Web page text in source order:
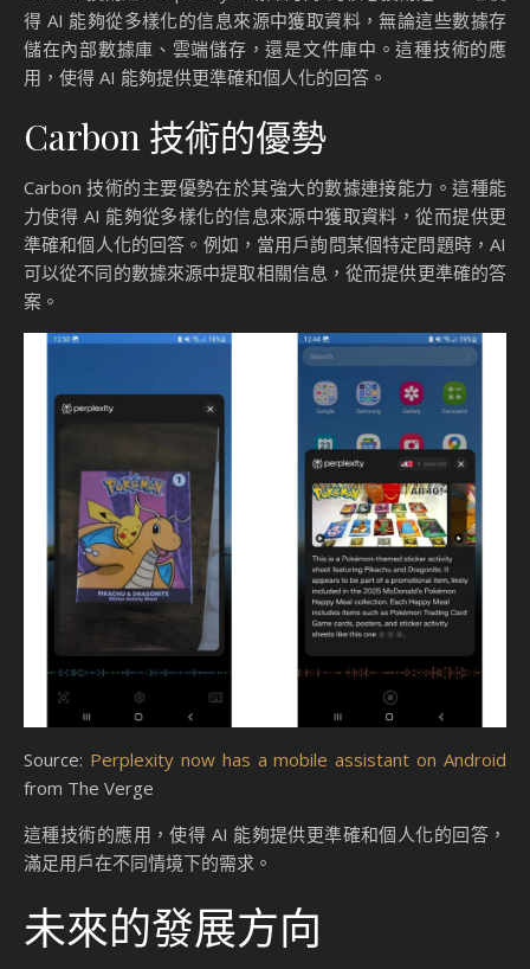
得 AI 能夠從多樣化的信息來源中獲取資料，無論這些數據存
儲在內部數據庫、雲端儲存，還是文件庫中。這種技術的應
用，使得 AI 能夠提供更準確和個人化的回答。
Carbon 技術的優勢
Carbon 技術的主要優勢在於其強大的數據連接能力。這種能
力使得 AI 能夠從多樣化的信息來源中獲取資料，從而提供更
準確和個人化的回答。例如，當用戶詢問某個特定問題時，AI
可以從不同的數據來源中提取相關信息，從而提供更準確的答
案。
Source: Perplexity now has a mobile assistant on Android
from The Verge
這種技術的應用，使得 AI 能夠提供更準確和個人化的回答，
滿足用戶在不同情境下的需求。
未來的發展方向